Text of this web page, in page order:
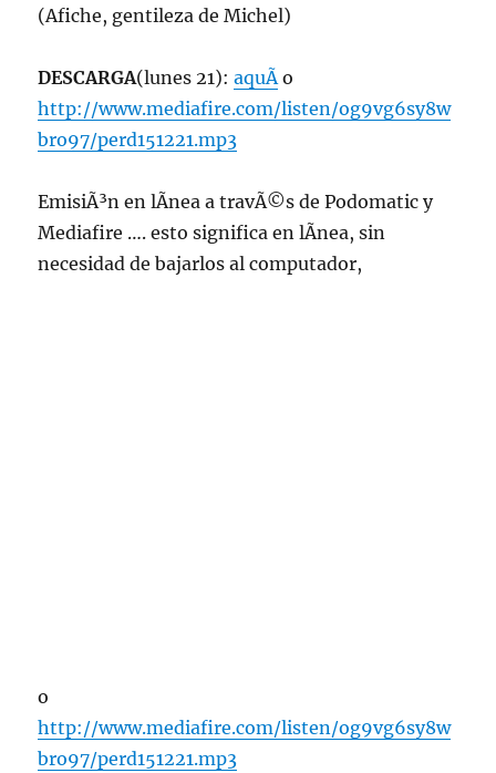
(Afiche, gentileza de Michel)
DESCARGA(lunes 21):aquÃ­o
http://www.mediafire.com/listen/og9vg6sy8w
bro97/perd151221.mp3
EmisiÃ³n en lÃ­nea a travÃ©s de Podomatic y
Mediafire …. esto significa en lÃ­nea, sin
necesidad de bajarlos al computador,
o
http://www.mediafire.com/listen/og9vg6sy8w
bro97/perd151221.mp3